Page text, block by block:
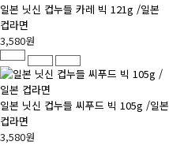
일본 닛신 컵누들 카레 빅 121g /일본
컵라면
3,580원
일본 닛신 컵누들 씨푸드 빅 105g /일본
컵라면
3,580원